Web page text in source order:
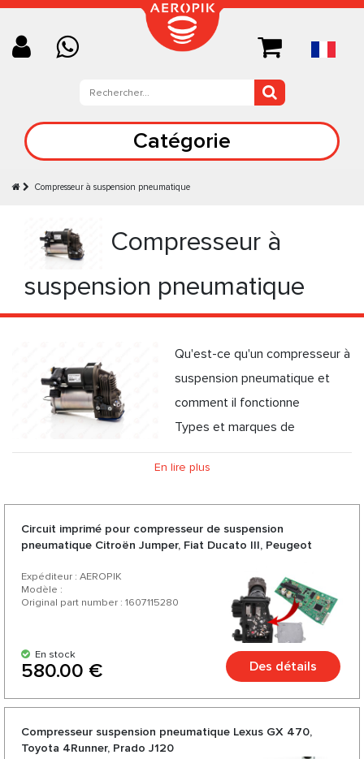
Catégorie
Compresseur à suspension pneumatique
Compresseur à
suspension pneumatique
Qu'est-ce qu'un compresseur à
suspension pneumatique et
comment il fonctionne
Types et marques de
compresseur à suspension pneumatique
Garantie d'origine du compresseur à suspension
pneumatique
Problèmes et entretien du compresseur à suspension
pneumatique
En lire plus
Circuit imprimé pour compresseur de suspension
pneumatique Citroën Jumper, Fiat Ducato III, Peugeot
Expéditeur : AEROPIK
Modèle :
Original part number : 1607115280
En stock
580.00 € Des détails
Compresseur suspension pneumatique Lexus GX 470,
Toyota 4Runner, Prado J120